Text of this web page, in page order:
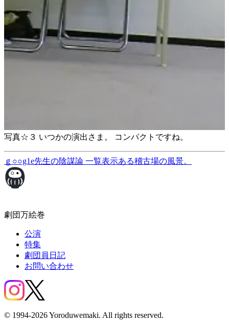
写真☆３ いつかの演出さま。 コンパクトですね。
ｇ○○g1e先生の陰謀論 一覧表示ある稽古場の風景。
劇団万絵巻
公演
特集
劇団員日記
お問い合わせ
© 1994-2026 Yoroduwemaki. All rights reserved.